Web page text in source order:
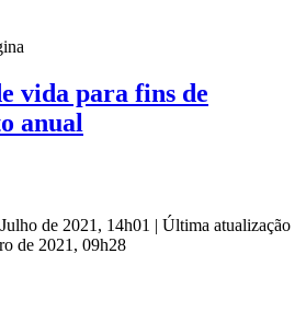
vida para fins de
anual
de 2021, 14h01 | Última atualização
de 2021, 09h28